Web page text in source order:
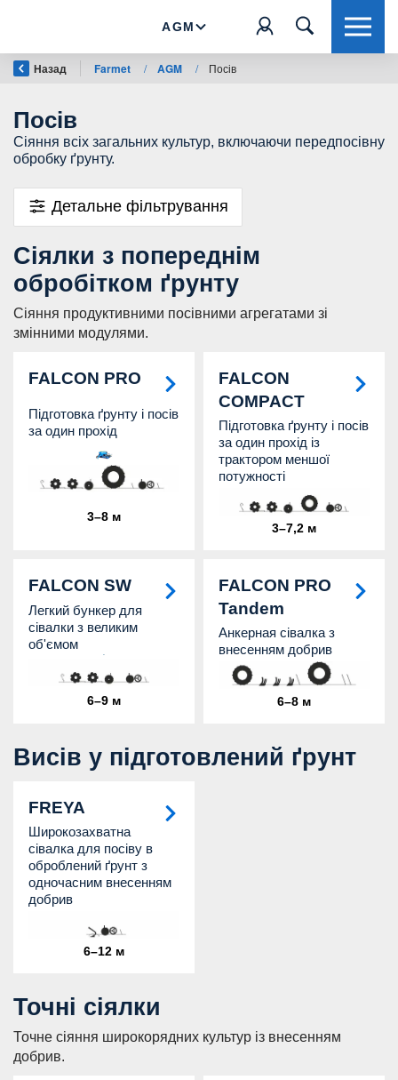
AGM
Назад Farmet / AGM / Посів
Посів
Сіяння всіх загальних культур, включаючи передпосівну
обробку ґрунту.
Детальне фільтрування
Сіялки з попереднім
обробітком ґрунту
Сіяння продуктивними посівними агрегатами зі
змінними модулями.
FALCON PRO
Підготовка ґрунту і посів
за один прохід
3–8 м
FALCON
COMPACT
Підготовка ґрунту і посів
за один прохід із
трактором меншої
потужності
3–7,2 м
FALCON SW
Легкий бункер для
сівалки з великим
об'ємом
6–9 м
FALCON PRO
Tandem
Анкерная сівалка з
внесенням добрив
6–8 м
Висів у підготовлений ґрунт
FREYA
Широкозахватна
сівалка для посіву в
оброблений ґрунт з
одночасним внесенням
добрив
6–12 м
Точні сіялки
Точне сіяння широкорядних культур із внесенням
добрив.